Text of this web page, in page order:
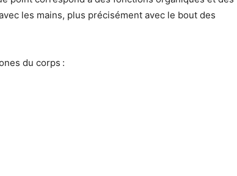
les mains, plus précisément avec le bout des
du corps :